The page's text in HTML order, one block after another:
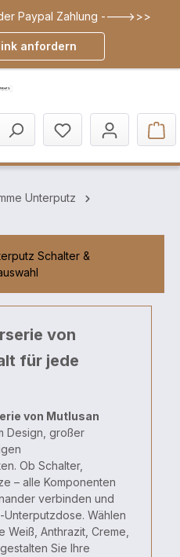
der Paypal Zahlung ---->>>
anfordern
Unterputz
Schalter &
von
für jede
von Mutlusan
Design, großer
Ob Schalter,
– alle Komponenten
verbinden und
Unterputzdose. Wählen
Weiß, Anthrazit, Creme,
gestalten Sie Ihre